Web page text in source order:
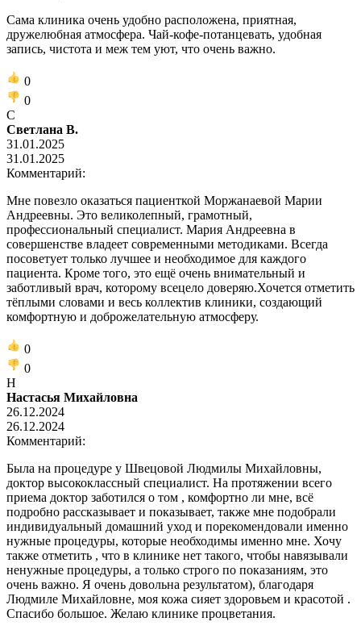
Сама клиника очень удобно расположена, приятная,
дружелюбная атмосфера. Чай-кофе-потанцевать, удобная
запись, чистота и меж тем уют, что очень важно.
0
0
С
Светлана В.
31.01.2025
31.01.2025
Комментарий:
Мне повезло оказаться пациенткой Моржанаевой Марии
Андреевны. Это великолепный, грамотный,
профессиональный специалист. Мария Андреевна в
совершенстве владеет современными методиками. Всегда
посоветует только лучшее и необходимое для каждого
пациента. Кроме того, это ещё очень внимательный и
заботливый врач, которому всецело доверяю.Хочется отметить
тёплыми словами и весь коллектив клиники, создающий
комфортную и доброжелательную атмосферу.
0
0
Н
Настасья Михайловна
26.12.2024
26.12.2024
Комментарий:
Была на процедуре у Швецовой Людмилы Михайловны,
доктор высококлассный специалист. На протяжении всего
приема доктор заботился о том , комфортно ли мне, всё
подробно рассказывает и показывает, также мне подобрали
индивидуальный домашний уход и порекомендовали именно
нужные процедуры, которые необходимы именно мне. Хочу
также отметить , что в клинике нет такого, чтобы навязывали
ненужные процедуры, а только строго по показаниям, это
очень важно. Я очень довольна результатом), благодаря
Людмиле Михайловне, моя кожа сияет здоровьем и красотой .
Спасибо большое. Желаю клинике процветания.